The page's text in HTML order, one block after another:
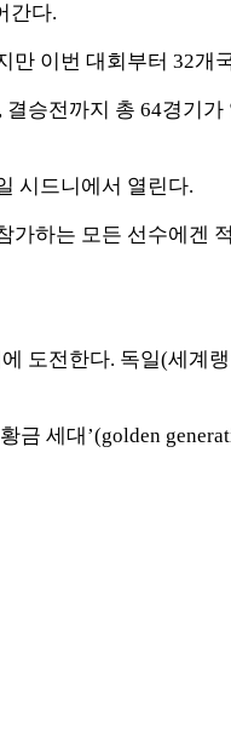
간다.
만 이번 대회부터 32개
승전까지 총 64경기가
시드니에서 열린다.
가하는 모든 선수에겐
도전한다. 독일(세계
금 세대’(golden